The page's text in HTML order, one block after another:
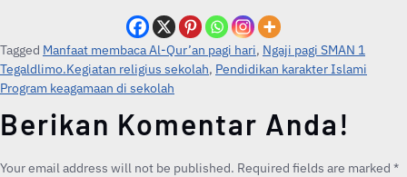
Tagged Manfaat membaca Al-Qur’an pagi hari, Ngaji pagi SMAN 1
Tegaldlimo.Kegiatan religius sekolah, Pendidikan karakter Islami
Program keagamaan di sekolah
Berikan Komentar Anda!
Your email address will not be published. Required fields are marked *